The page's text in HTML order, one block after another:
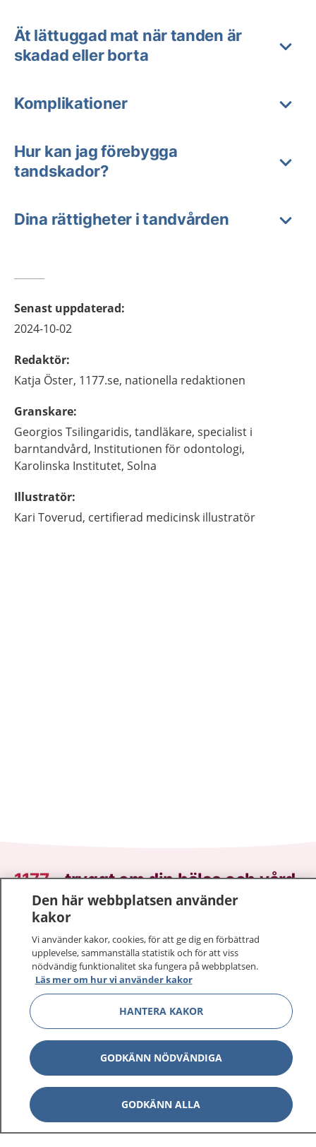
Ät lättuggad mat när tanden är
skadad eller borta
Komplikationer
Hur kan jag förebygga
tandskador?
Dina rättigheter i tandvården
Senast uppdaterad:
2024-10-02
Redaktör:
Katja Öster, 1177.se, nationella redaktionen
Granskare:
Georgios Tsilingaridis, tandläkare, specialist i
barntandvård, Institutionen för odontologi,
Karolinska Institutet, Solna
Illustratör:
Kari Toverud, certifierad medicinsk illustratör
1177–tryggt om din hälsa och vård
På 1177.se får du råd om hälsa och information om
Logga in för att läsa din journal och göra dina
vårdärenden. Ring telefonnummer 1177 för
sjukvårdsrådgivning dygnet runt.
1177 ger dig råd när du vill må bättre.
1177 på flera språk Visa
Om 1177 Visa
Den här webbplatsen använder
kakor
Vi använder kakor, cookies, för att ge dig en förbättrad
upplevelse, sammanställa statistik och för att viss
nödvändig funktionalitet ska fungera på webbplatsen.
Läs mer om hur vi använder kakor
HANTERA KAKOR
GODKÄNN NÖDVÄNDIGA
GODKÄNN ALLA